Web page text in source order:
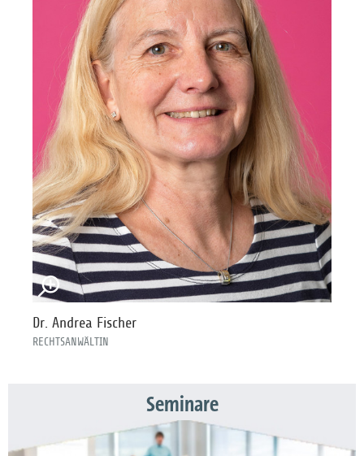
Dr. Andrea Fischer
RECHTSANWÄLTIN
Seminare